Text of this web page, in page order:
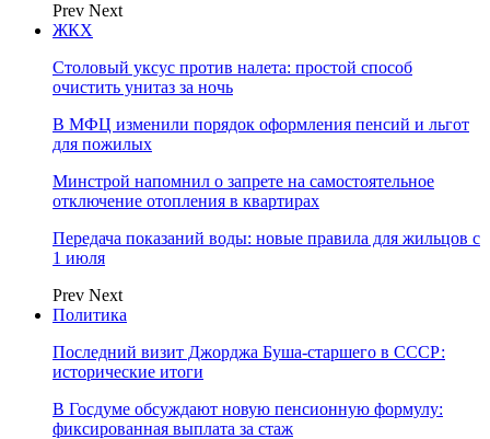
Prev Next
ЖКХ
Столовый уксус против налета: простой способ
очистить унитаз за ночь
В МФЦ изменили порядок оформления пенсий и льгот
для пожилых
Минстрой напомнил о запрете на самостоятельное
отключение отопления в квартирах
Передача показаний воды: новые правила для жильцов с
1 июля
Prev Next
Политика
Последний визит Джорджа Буша-старшего в СССР:
исторические итоги
В Госдуме обсуждают новую пенсионную формулу:
фиксированная выплата за стаж